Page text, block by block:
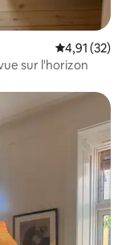
Évaluation
4,91 (32)
sur l'horizon